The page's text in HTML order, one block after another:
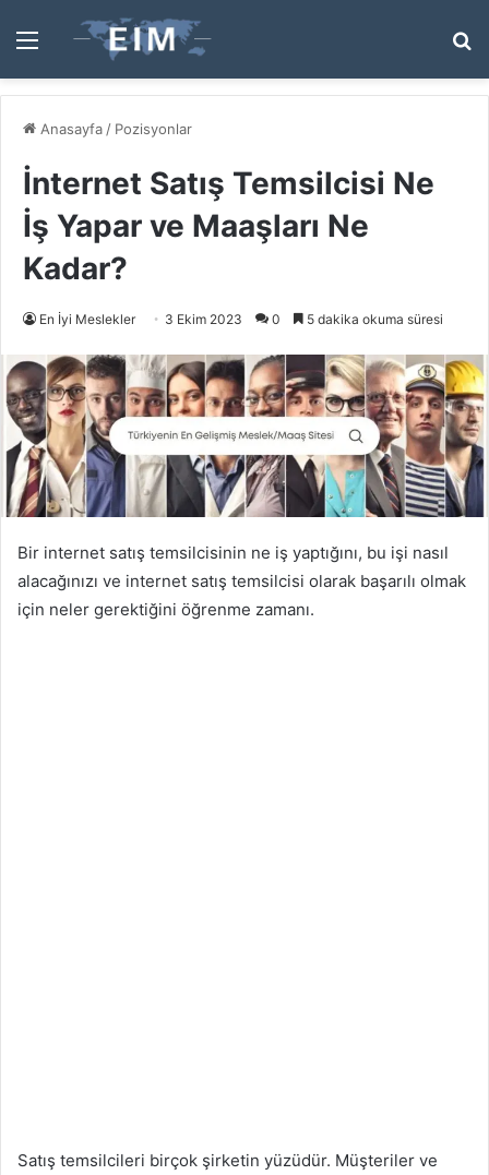
Menü
...
Anasayfa / Pozisyonlar
İnternet Satış Temsilcisi Ne
İş Yapar ve Maaşları Ne
Kadar?
En İyi Meslekler 3 Ekim 2023 0 5 dakika okuma süresi
Bir internet satış temsilcisinin ne iş yaptığını, bu işi nasıl
alacağınızı ve internet satış temsilcisi olarak başarılı olmak
için neler gerektiğini öğrenme zamanı.
Satış temsilcileri birçok şirketin yüzüdür. Müşteriler ve